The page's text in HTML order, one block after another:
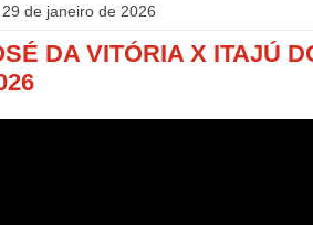
de janeiro de 2026
DA VITÓRIA X ITAJÚ